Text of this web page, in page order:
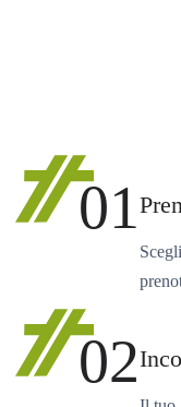
01
02